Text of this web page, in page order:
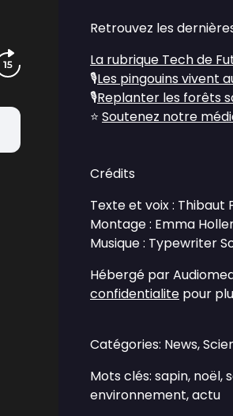
Retrouvez les
La rubrique Tech de
🎙️Les pingouins vivent
🎙️Replanter les forêts
⭐ Soutenez notre
Crédits
Texte et voix : Thibaut
Montage : Emma
Musique : Typewriter
Hébergé par
confidentialite pour
Catégories: News,
Mots clés: sapin, noël,
environnement, actu